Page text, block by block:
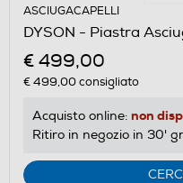
ASCIUGACAPELLI
DYSON - Piastra
€ 499,00
€ 499,00consigliato
Acquisto online: non
Ritiro in negozio in 30'